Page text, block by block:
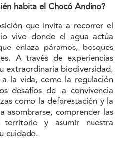
habita el Chocó Andino?
que invita a recorrer el
vivo donde el agua actúa
enlaza páramos, bosques
A través de experiencias
extraordinaria biodiversidad,
la vida, como la regulación
desafíos de la convivencia
como la deforestación y la
asombrarse, comprender las
territorio y asumir nuestra
cuidado.